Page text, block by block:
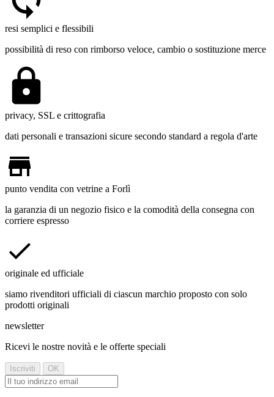
resi semplici e flessibili
possibilità di reso con rimborso veloce, cambio o sostituzione merce
privacy, SSL e crittografia
dati personali e transazioni sicure secondo standard a regola d'arte
punto vendita con vetrine a Forlì
la garanzia di un negozio fisico e la comodità della consegna con
corriere espresso
originale ed ufficiale
siamo rivenditori ufficiali di ciascun marchio proposto con solo
prodotti originali
newsletter
Ricevi le nostre novità e le offerte speciali